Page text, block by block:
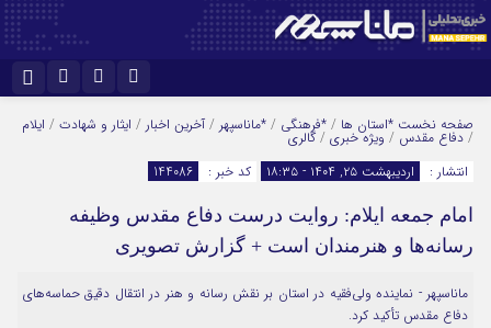
اینستاگرام تلگرام
سروش ایتا
نام کاربری یا نشانی ایمیل
رمز عبور
مرا به خاطر بسپار
صفحه نخست *استان ها / *فرهنگی / *ماناسپهر / آخرین اخبار / ایثار و شهادت / ایلام
/ دفاع مقدس / ویژه خبری / گالری
انتشار :
اردیبهشت ۲۵, ۱۴۰۴ - ۱۸:۳۵ کد خبر : 144086
امام جمعه ایلام: روایت درست دفاع مقدس وظیفه
رسانه‌ها و هنرمندان است + گزارش تصویری
ماناسپهر - نماینده ولی‌فقیه در استان بر نقش رسانه و هنر در انتقال دقیق حماسه‌های
دفاع مقدس تأکید کرد.